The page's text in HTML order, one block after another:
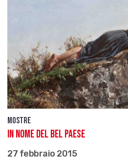
Mostre
In nome del Bel Paese
27 febbraio 2015